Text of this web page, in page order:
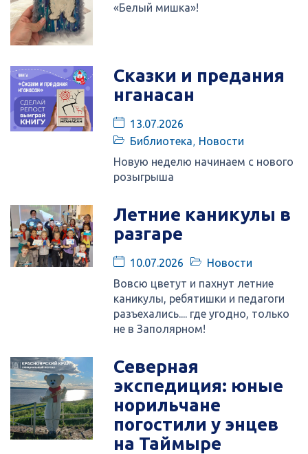
«Белый мишка»!
Сказки и предания
нганасан
13.07.2026
Библиотека, Новости
Новую неделю начинаем с нового
розыгрыша
Летние каникулы в
разгаре
10.07.2026
Новости
Вовсю цветут и пахнут летние
каникулы, ребятишки и педагоги
разъехались.... где угодно, только
не в Заполярном!
Северная
экспедиция: юные
норильчане
погостили у энцев
на Таймыре